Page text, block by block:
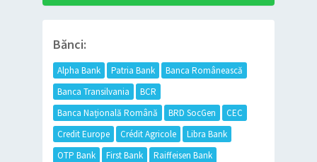
Bănci:
Alpha Bank Patria Bank
Banca Românească
Banca Transilvania
BCR
Banca Națională Română
BRD SocGen
CEC
Credit Europe
Crédit Agricole
Libra Bank
OTP Bank
First Bank
Raiffeisen Bank